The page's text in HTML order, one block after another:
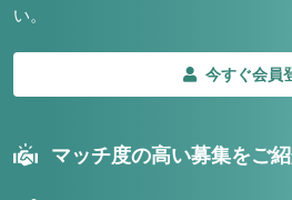
い。
今すぐ会員
マッチ度の高い募集をご